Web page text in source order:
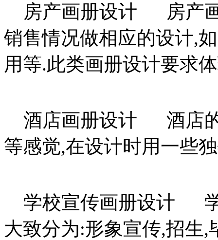
房产画册设计 房产画
销售情况做相应的设计,
用等.此类画册设计要求
酒店画册设计 酒店的
等感觉,在设计时用一些
学校宣传画册设计 学
大致分为:形象宣传,招生,